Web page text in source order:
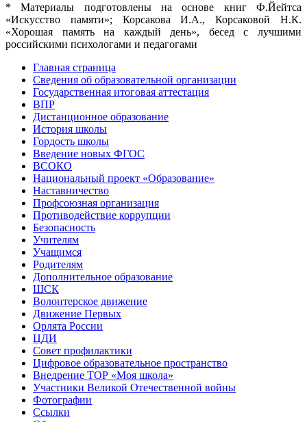
* Материалы подготовлены на основе книг Ф.Йейтса
«Искусство памяти»; Корсакова И.А., Корсаковой Н.К.
«Хорошая память на каждый день», бесед с лучшими
российскими психологами и педагогами
Главная страница
Сведения об образовательной организации
Государственная итоговая аттестация
ВПР
Дистанционное образование
История школы
Гордость школы
Введение новых ФГОС
ВСОКО
Национальный проект «Образование»
Наставничество
Профсоюзная организация
Противодействие коррупции
Безопасность
Учителям
Учащимся
Родителям
Дополнительное образование
ШСК
Волонтерское движение
Движение Первых
Орлята России
ЦДИ
Совет профилактики
Цифровое образовательное пространство
Внедрение ТОР «Моя школа»
Участники Великой Отечественной войны
Фотографии
Ссылки